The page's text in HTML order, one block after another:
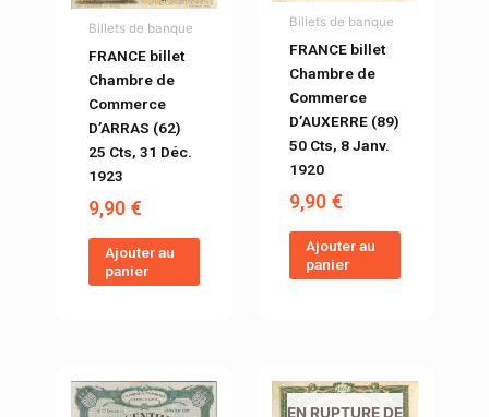
Billets de banque
FRANCE billet
Chambre de
Commerce
D’ARRAS (62)
25 Cts, 31 Déc.
1923
9,90€
Ajouter au
panier
Billets de banque
FRANCE billet
Chambre de
Commerce
D’AUXERRE (89)
50 Cts, 8 Janv.
1920
9,90€
Ajouter au
panier
EN RUPTURE DE